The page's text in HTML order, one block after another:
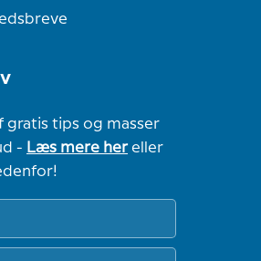
gratis tips og masser
- Læs mere hereller